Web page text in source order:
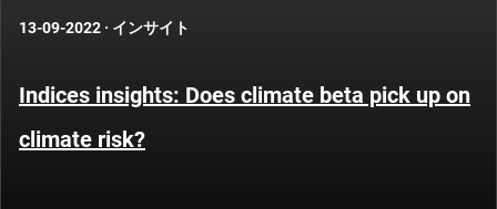
13-09-2022 · インサイト
Indices insights: Does climate beta pick up on
climate risk?